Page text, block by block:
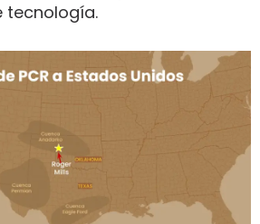
tecnología.